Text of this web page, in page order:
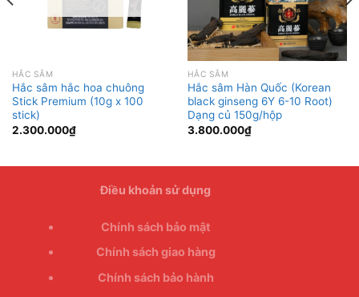
HẮC SÂM
Hắc sâm hắc hoa chuông
Stick Premium (10g x 100
stick)
2.300.000₫
HẮC SÂM
Hắc sâm Hàn Quốc (Korean
black ginseng 6Y 6-10 Root)
Dạng củ 150g/hộp
3.800.000₫
Điều khoản sử dụng
Chính sách bảo mật
Chính sách giao hàng
Chính sách bảo hành